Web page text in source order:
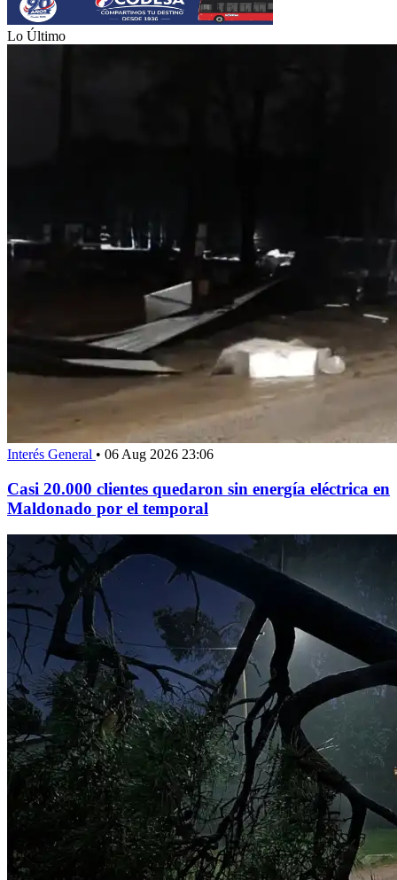
Lo Último
Interés General • 06 Aug 2026 23:06
Casi 20.000 clientes quedaron sin energía eléctrica en
Maldonado por el temporal